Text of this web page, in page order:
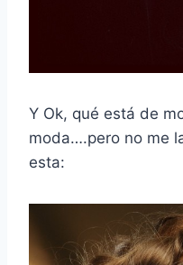
Y Ok, qué está de
moda….pero no me
esta: